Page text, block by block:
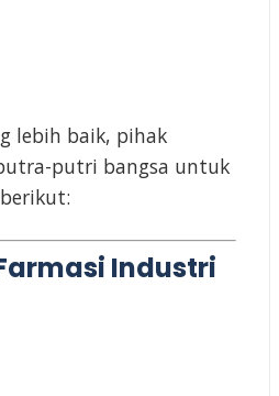
lebih baik, pihak
putri bangsa untuk
Industri